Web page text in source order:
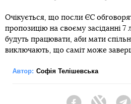
Очікується, що посли ЄС
пропозицію на своєму засіданні
будуть працювати, аби мати
виключають, що саміт може
Автор: Софія Телішевська